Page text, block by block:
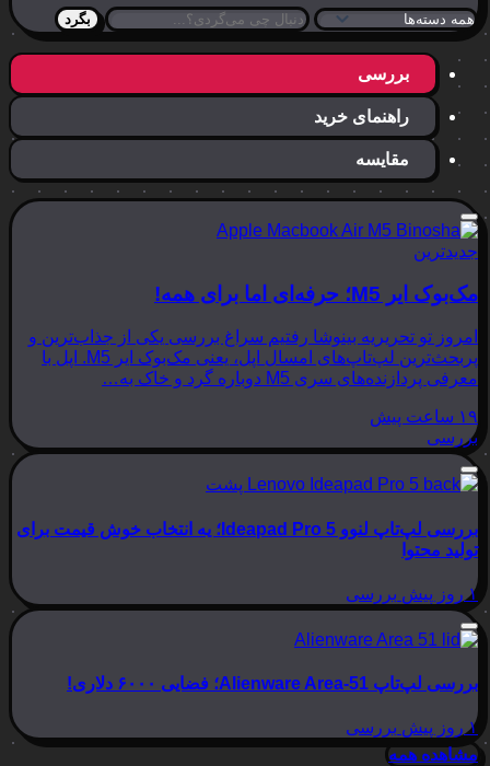
بگرد
بررسی
راهنمای خرید
مقایسه
جدیدترین
مک‌بوک ایر M5؛ حرفه‌ای اما برای همه!
امروز تو تحریریه بینوشا رفتیم سراغ بررسی یکی از جذاب‌ترین و
پربحث‌ترین لپ‌تاپ‌های امسال اپل، یعنی مک‌بوک ایر M5. اپل با
معرفی پردازنده‌های سری M5 دوباره گرد و خاک به…
۱۹ ساعت پیش
بررسی
بررسی لپ‌تاپ لنوو Ideapad Pro 5؛ یه انتخاب خوش قیمت برای
تولید محتوا
۱ روز پیش بررسی
بررسی لپ‌تاپ Alienware Area-51؛ فضایی ۶۰۰۰ دلاری!
۱ روز پیش
بررسی
مشاهده همه